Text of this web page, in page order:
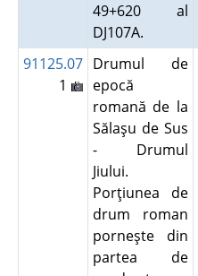
49+620 al
DJ107A.
91125.07
1
Drumul de
epocă
romană de la
Sălaşu de Sus
- Drumul
Jiului.
Porţiunea de
drum roman
porneşte din
partea de